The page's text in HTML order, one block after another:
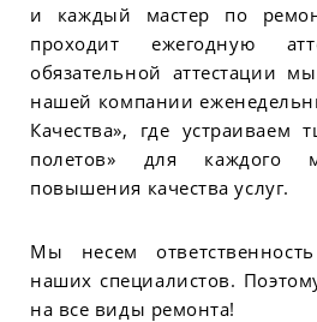
и каждый мастер по
проходит ежегодную
обязательной аттестации
нашей компании
Качества», где устраиваем
полетов» для каждого
повышения качества услуг.
Мы несем
наших специалистов.
на все виды ремонта!